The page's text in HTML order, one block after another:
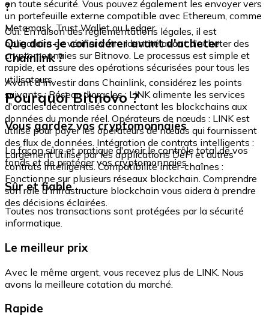
en toute sécurité. Vous pouvez également les envoyer vers
un portefeuille externe compatible avec Ethereum, comme
Metamask, Trust Wallet ou Ledger.
?
Oui. En raison des réglementations légales, il est
obligatoire de vérifier votre identité avant d'acheter des
cryptomonnaies sur Bitnovo. Le processus est simple et
rapide, et assure des opérations sécurisées pour tous les
utilisateurs.
Que dois-je considérer avant d'acheter
Chainlink ?
Avant d'investir dans Chainlink, considérez les points
suivants : Réseau d'oracles : LINK alimente les services
d'oracles décentralisés connectant les blockchains aux
données du monde réel. Opérateurs de nœuds : LINK est
utilisé pour payer les opérateurs de nœuds qui fournissent
des flux de données. Intégration de contrats intelligents :
Largement utilisé par les applications DeFi et autres
contrats intelligents. Compatibilité inter-chaînes :
Fonctionne sur plusieurs réseaux blockchain. Comprendre
son rôle d'infrastructure blockchain vous aidera à prendre
des décisions éclairées.
Pourquoi Bitnovo ?
Vous gardez vos cryptomonnaies
La façon sûre et pratique d'avoir le contrôle total de vos
fonds et de protéger vos cryptomonnaies.
Sûr et fiable
Toutes nos transactions sont protégées par la sécurité
informatique.
Le meilleur prix
Avec le même argent, vous recevez plus de LINK. Nous
avons la meilleure cotation du marché.
Rapide